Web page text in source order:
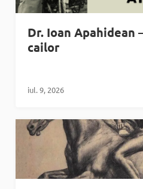
Dr. Ioan Apahidean
cailor
iul. 9, 2026